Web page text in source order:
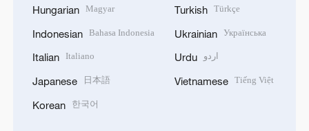
Hungarian Magyar
Indonesian Bahasa Indonesia
Italian Italiano
Japanese 日本語
Korean 한국어
Turkish Türkçe
Ukrainian Українська
Urdu اردو
Vietnamese Tiếng Việt